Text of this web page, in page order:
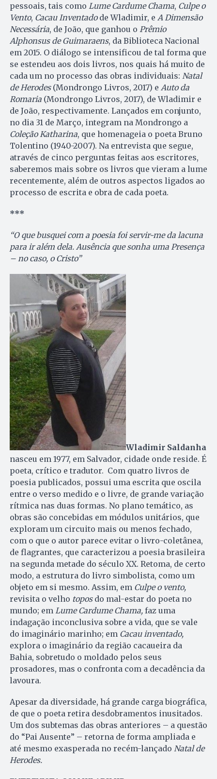
pessoais, tais como Lume Cardume Chama, Culpe o
Vento, Cacau Inventadode Wladimir, e A Dimensão
Necessária, de João, que ganhou o Prêmio
Alphonsus de Guimaraens, da Biblioteca Nacional
em 2015. O diálogo se intensificou de tal forma que
se estendeu aos dois livros, nos quais há muito de
cada um no processo das obras individuais: Natal
de Herodes(Mondrongo Livros, 2017) e Auto da
Romaria (Mondrongo Livros, 2017), de Wladimir e
de João, respectivamente. Lançados em conjunto,
no dia 31 de Março, integram na Mondrongo a
Coleção Katharina, que homenageia o poeta Bruno
Tolentino (1940-2007). Na entrevista que segue,
através de cinco perguntas feitas aos escritores,
saberemos mais sobre os livros que vieram a lume
recentemente, além de outros aspectos ligados ao
processo de escrita e obra de cada poeta.
***
“O que busquei com a poesia foi servir-me da lacuna
para ir além dela. Ausência que sonha uma Presença
– no caso, o Cristo”
Wladimir Saldanha
nasceu em 1977, em Salvador, cidade onde reside. É
poeta, crítico e tradutor. Com quatro livros de
poesia publicados, possui uma escrita que oscila
entre o verso medido e o livre, de grande variação
rítmica nas duas formas. No plano temático, as
obras são concebidas em módulos unitários, que
exploram um circuito mais ou menos fechado,
com o que o autor parece evitar o livro-coletânea,
de flagrantes, que caracterizou a poesia brasileira
na segunda metade do século XX. Retoma, de certo
modo, a estrutura do livro simbolista, como um
objeto em si mesmo. Assim, em Culpe o vento,
revisita o velho topos do mal-estar do poeta no
mundo; em Lume Cardume Chama, faz uma
indagação inconclusiva sobre a vida, que se vale
do imaginário marinho; em Cacau inventado,
explora o imaginário da região cacaueira da
Bahia, sobretudo o moldado pelos seus
prosadores, mas o confronta com a decadência da
lavoura.
Apesar da diversidade, há grande carga biográfica,
de que o poeta retira desdobramentos inusitados.
Um dos subtemas das obras anteriores – a questão
do “Pai Ausente” – retorna de forma ampliada e
até mesmo exasperada no recém-lançado Natal de
Herodes.